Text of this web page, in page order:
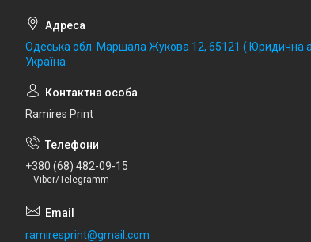
Одеська обл. Маршала Жукова 12, 65121 ( Юридична
Україна
Ramires Print
+380 (68) 482-09-15
Viber/Telegramm
ramiresprint@gmail.com